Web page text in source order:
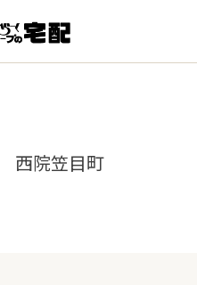
西院笠目町